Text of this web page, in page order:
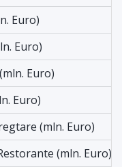
Euro)
Euro)
Euro)
Euro)
(mln. Euro)
(mln. Euro)